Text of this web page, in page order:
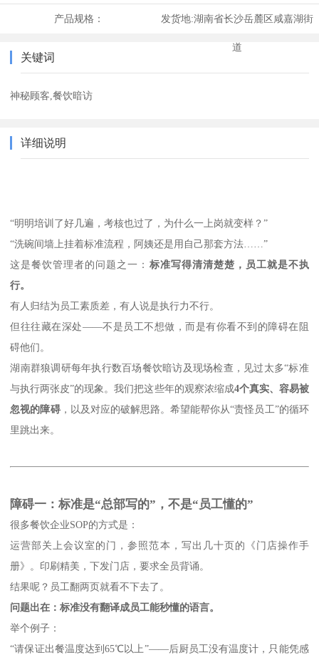
产品规格： 发货地:湖南省长沙岳麓区咸嘉湖街
道
关键词
神秘顾客,餐饮暗访
详细说明
“明明培训了好几遍，考核也过了，为什么一上岗就变样？”
“洗碗间墙上挂着标准流程，阿姨还是用自己那套方法……”
这是餐饮管理者的问题之一： 标准写得清清楚楚，员工就是不执
行。
有人归结为员工素质差，有人说是执行力不行。
但往往藏在深处——不是员工不想做，而是有你看不到的障碍在阻
碍他们。
湖南群狼调研每年执行数百场餐饮暗访及现场检查，见过太多“标准
与执行两张皮”的现象。我们把这些年的观察浓缩成4个真实、容易被
忽视的障碍，以及对应的破解思路。希望能帮你从“责怪员工”的循环
里跳出来。
障碍一：标准是“总部写的”，不是“员工懂的”
很多餐饮企业SOP的方式是：
运营部关上会议室的门，参照范本，写出几十页的《门店操作手
册》。印刷精美，下发门店，要求全员背诵。
结果呢？员工翻两页就看不下去了。
问题出在：标准没有翻译成员工能秒懂的语言。
举个例子：
“请保证出餐温度达到65℃以上”——后厨员工没有温度计，只能凭感